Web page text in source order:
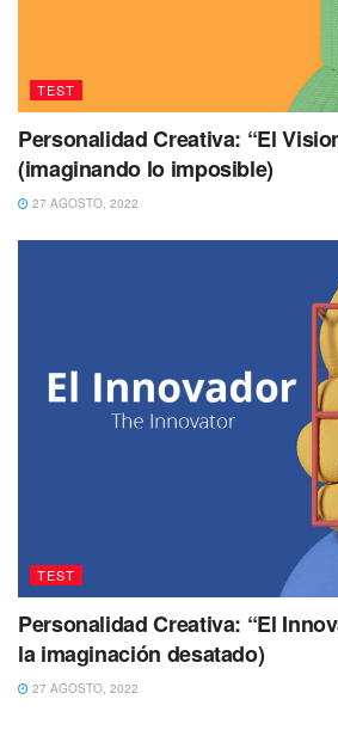
TEST
Personalidad Creativa: “El
(imaginando lo imposible)
27 AGOSTO, 2022
TEST
Personalidad Creativa: “El
la imaginación desatado)
27 AGOSTO, 2022